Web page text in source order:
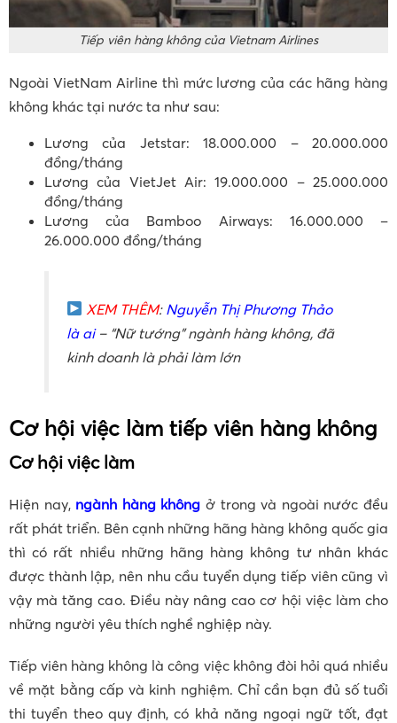
Tiếp viên hàng không của Vietnam Airlines
Ngoài VietNam Airline thì mức lương của các hãng hàng
không khác tại nước ta như sau:
Lương của Jetstar: 18.000.000 – 20.000.000
đồng/tháng
Lương của VietJet Air: 19.000.000 – 25.000.000
đồng/tháng
Lương của Bamboo Airways: 16.000.000 –
26.000.000 đồng/tháng
XEM THÊM: Nguyễn Thị Phương Thảo
là ai– “Nữ tướng” ngành hàng không, đã
kinh doanh là phải làm lớn
Cơ hội việc làm tiếp viên hàng không
Cơ hội việc làm
Hiện nay, ngành hàng không ở trong và ngoài nước đều
rất phát triển. Bên cạnh những hãng hàng không quốc gia
thì có rất nhiều những hãng hàng không tư nhân khác
được thành lập, nên nhu cầu tuyển dụng tiếp viên cũng vì
vậy mà tăng cao. Điều này nâng cao cơ hội việc làm cho
những người yêu thích nghề nghiệp này.
Tiếp viên hàng không là công việc không đòi hỏi quá nhiều
về mặt bằng cấp và kinh nghiệm. Chỉ cần bạn đủ số tuổi
thi tuyển theo quy định, có khả năng ngoại ngữ tốt, đạt